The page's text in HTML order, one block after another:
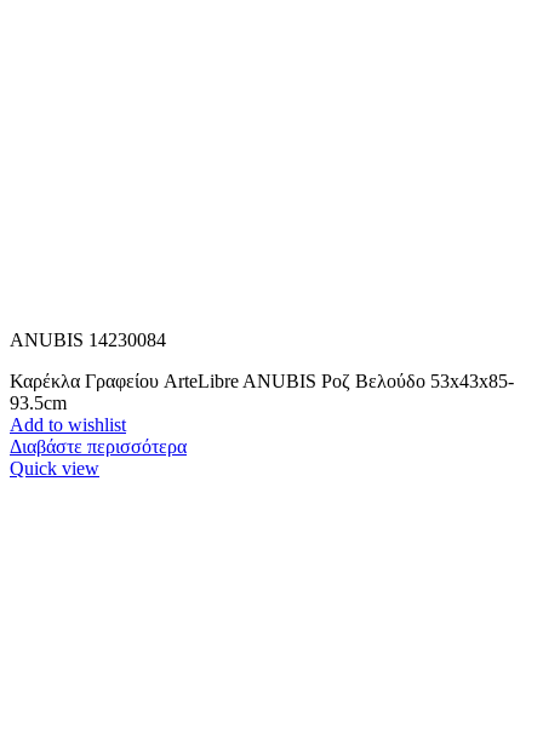
ANUBIS 14230084
Καρέκλα Γραφείου ArteLibre ANUBIS Ροζ Βελούδο 53x43x85-
93.5cm
Add to wishlist
Διαβάστε περισσότερα
Quick view